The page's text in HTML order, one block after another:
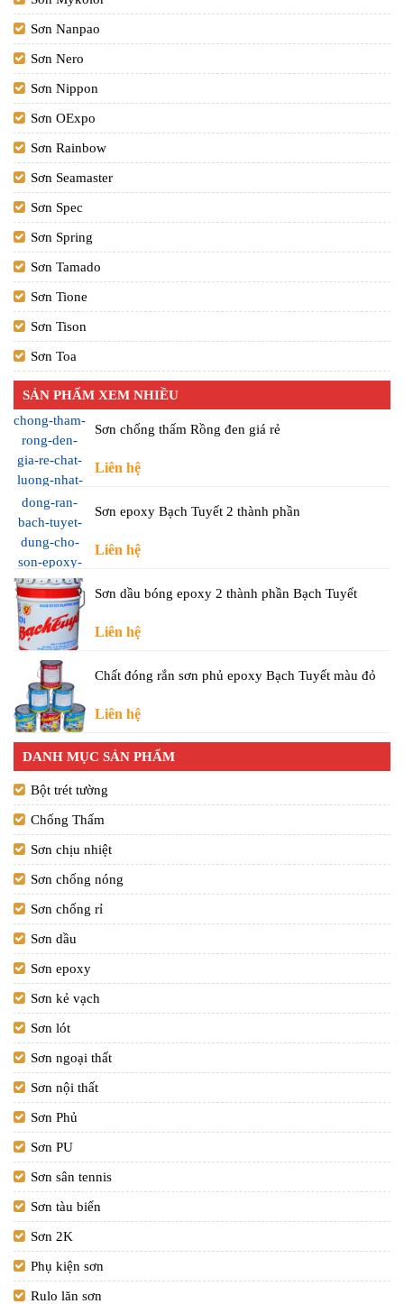
Sơn Nanpao
Sơn Nero
Sơn Nippon
Sơn OExpo
Sơn Rainbow
Sơn Seamaster
Sơn Spec
Sơn Spring
Sơn Tamado
Sơn Tione
Sơn Tison
Sơn Toa
SẢN PHẨM XEM NHIỀU
Sơn chống thấm Rồng đen giá rẻ
Liên hệ
Sơn epoxy Bạch Tuyết 2 thành phần
Liên hệ
Sơn dầu bóng epoxy 2 thành phần Bạch Tuyết
Liên hệ
Chất đóng rắn sơn phủ epoxy Bạch Tuyết màu đỏ
Liên hệ
DANH MỤC SẢN PHẨM
Bột trét tường
Chống Thấm
Sơn chịu nhiệt
Sơn chống nóng
Sơn chống rỉ
Sơn dầu
Sơn epoxy
Sơn kẻ vạch
Sơn lót
Sơn ngoại thất
Sơn nội thất
Sơn Phủ
Sơn PU
Sơn sân tennis
Sơn tàu biển
Sơn 2K
Phụ kiện sơn
Rulo lăn sơn